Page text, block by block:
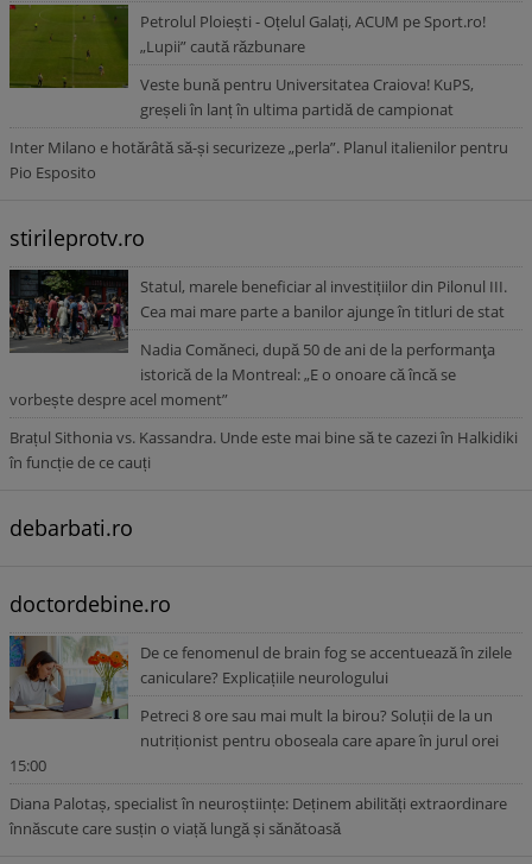
Petrolul Ploiești - Oțelul Galați, ACUM pe Sport.ro!
„Lupii” caută răzbunare
Veste bună pentru Universitatea Craiova! KuPS,
greșeli în lanț în ultima partidă de campionat
Inter Milano e hotărâtă să-și securizeze „perla”. Planul italienilor pentru
Pio Esposito
stirileprotv.ro
Statul, marele beneficiar al investițiilor din Pilonul III.
Cea mai mare parte a banilor ajunge în titluri de stat
Nadia Comăneci, după 50 de ani de la performanţa
istorică de la Montreal: „E o onoare că încă se
vorbește despre acel moment”
Brațul Sithonia vs. Kassandra. Unde este mai bine să te cazezi în Halkidiki
în funcție de ce cauți
debarbati.ro
doctordebine.ro
De ce fenomenul de brain fog se accentuează în zilele
caniculare? Explicațiile neurologului
Petreci 8 ore sau mai mult la birou? Soluții de la un
nutriționist pentru oboseala care apare în jurul orei
15:00
Diana Palotaș, specialist în neuroștiințe: Deținem abilități extraordinare
înnăscute care susțin o viață lungă și sănătoasă